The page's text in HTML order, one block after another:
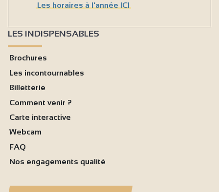
Les horaires à l'année ICI
LES INDISPENSABLES
Brochures
Les incontournables
Billetterie
Comment venir ?
Carte interactive
Webcam
FAQ
Nos engagements qualité